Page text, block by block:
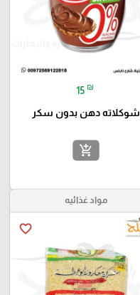
15 ₪
شوكلاته دهن بدون سكر
add_shopping_cart
مواد غذائيه
favorite_border